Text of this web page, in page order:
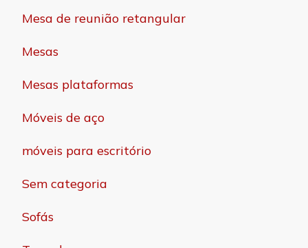
Mesa de reunião retangular
Mesas
Mesas plataformas
Móveis de aço
móveis para escritório
Sem categoria
Sofás